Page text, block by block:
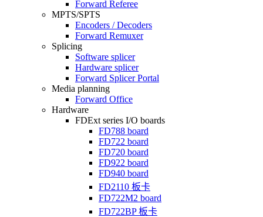
Forward Referee
MPTS/SPTS
Encoders / Decoders
Forward Remuxer
Splicing
Software splicer
Hardware splicer
Forward Splicer Portal
Media planning
Forward Office
Hardware
FDExt series I/O boards
FD788 board
FD722 board
FD720 board
FD922 board
FD940 board
FD2110 板卡
FD722M2 board
FD722BP板卡